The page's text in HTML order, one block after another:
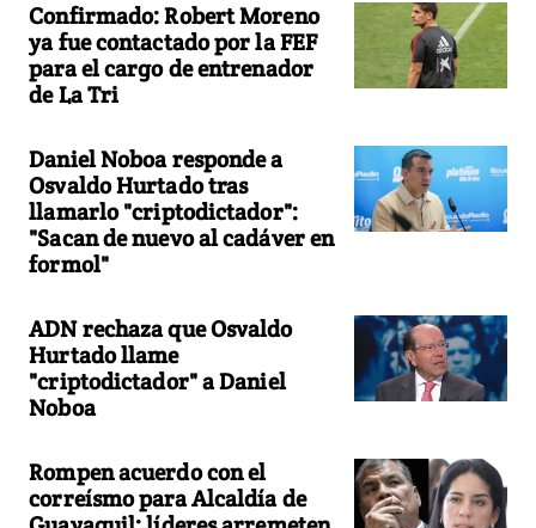
Confirmado: Robert Moreno
ya fue contactado por la FEF
para el cargo de entrenador
de La Tri
Daniel Noboa responde a
Osvaldo Hurtado tras
llamarlo "criptodictador":
"Sacan de nuevo al cadáver en
formol"
ADN rechaza que Osvaldo
Hurtado llame
"criptodictador" a Daniel
Noboa
Rompen acuerdo con el
correísmo para Alcaldía de